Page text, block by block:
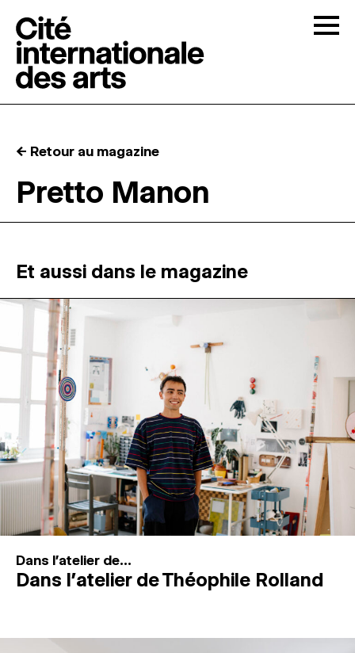
RÉSIDENCES ↓
ATELIERS OUVERTS
PROGRAMMATION
MAGAZINE
ESPACES DE PRATIQUE ARTISTIQUE ↓
Recherche
Connexion
← Retour au magazine
Pretto Manon
Et aussi dans le magazine
Dans l'atelier de...
Dans l’atelier de Théophile Rolland